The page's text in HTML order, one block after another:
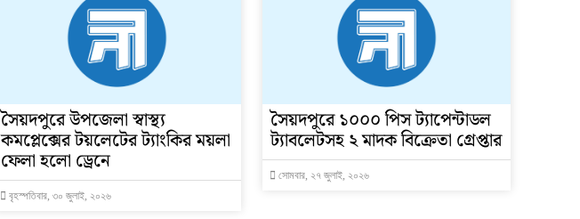
সৈয়দপুরে উপজেলা স্বাস্থ্য
কমপ্লেক্সের টয়লেটের ট্যাংকির ময়লা
ফেলা হলো ড্রেনে
বৃহস্পতিবার, ৩০ জুলাই, ২০২৬
সৈয়দপুরে ১০০০ পিস ট্যাপেন্টাডল
ট্যাবলেটসহ ২ মাদক বিক্রেতা গ্রেপ্তার
সোমবার, ২৭ জুলাই, ২০২৬